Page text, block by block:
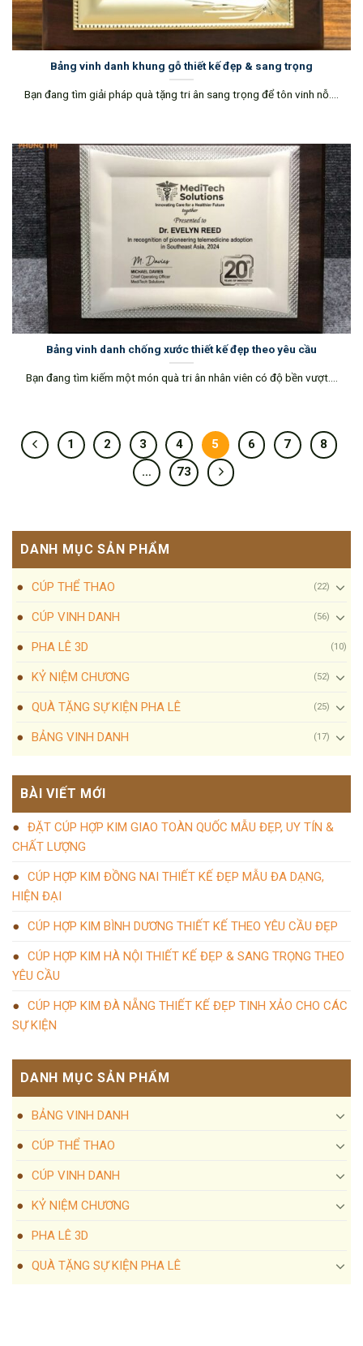
Bảng vinh danh khung gỗ thiết kế đẹp & sang trọng
Bạn đang tìm giải pháp quà tặng tri ân sang trọng để tôn vinh nỗ....
Bảng vinh danh chống xước thiết kế đẹp theo yêu cầu
Bạn đang tìm kiếm một món quà tri ân nhân viên có độ bền vượt....
1 2 3 4 5 6 7
8
…
73
DANH MỤC SẢN PHẨM
CÚP THỂ THAO (22)
CÚP VINH DANH (56)
PHA LÊ 3D (10)
KỶ NIỆM CHƯƠNG (52)
QUÀ TẶNG SỰ KIỆN PHA LÊ (25)
BẢNG VINH DANH (17)
BÀI VIẾT MỚI
ĐẶT CÚP HỢP KIM GIAO TOÀN QUỐC MẪU ĐẸP, UY TÍN &
CHẤT LƯỢNG
CÚP HỢP KIM ĐỒNG NAI THIẾT KẾ ĐẸP MẪU ĐA DẠNG,
HIỆN ĐẠI
CÚP HỢP KIM BÌNH DƯƠNG THIẾT KẾ THEO YÊU CẦU ĐẸP
CÚP HỢP KIM HÀ NỘI THIẾT KẾ ĐẸP & SANG TRỌNG THEO
YÊU CẦU
CÚP HỢP KIM ĐÀ NẴNG THIẾT KẾ ĐẸP TINH XẢO CHO CÁC
SỰ KIỆN
DANH MỤC SẢN PHẨM
BẢNG VINH DANH
CÚP THỂ THAO
CÚP VINH DANH
KỶ NIỆM CHƯƠNG
PHA LÊ 3D
QUÀ TẶNG SỰ KIỆN PHA LÊ